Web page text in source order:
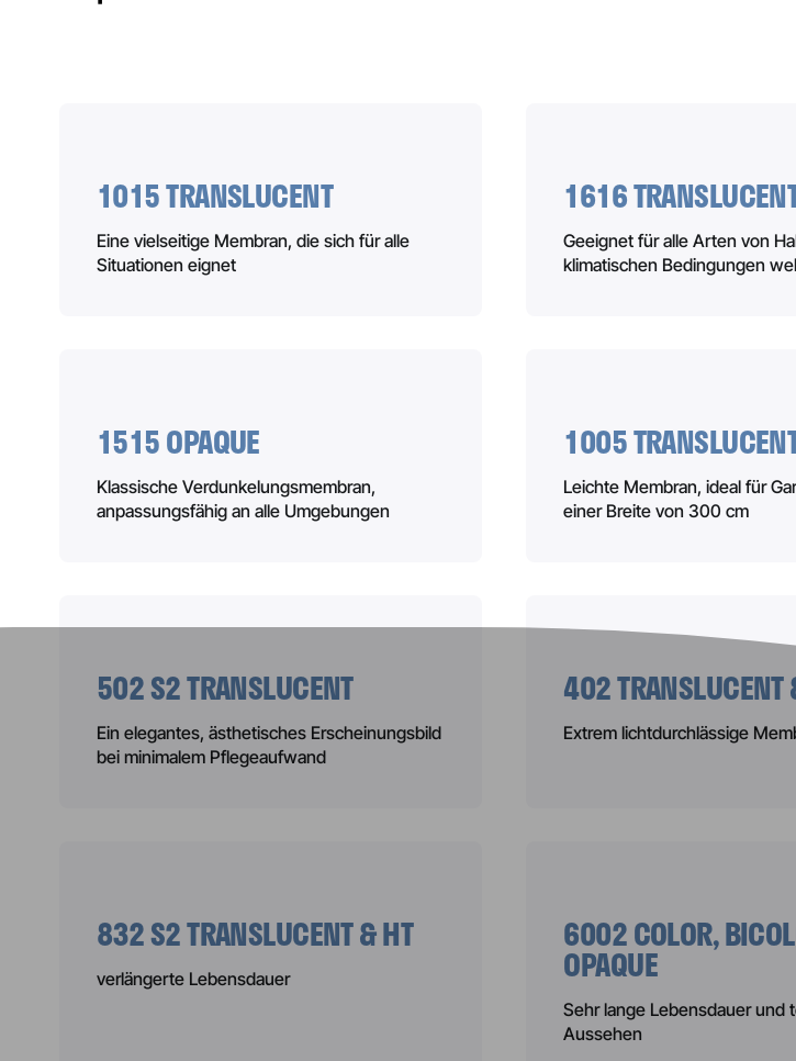
1015 TRANSLUCENT
Eine vielseitige Membran, die sich für alle
Situationen eignet
1616
Geeignet für alle Arten von
klimatischen Bedingungen
1515 OPAQUE
Klassische Verdunkelungsmembran,
anpassungsfähig an alle Umgebungen
1005
Leichte Membran, ideal für
einer Breite von 300 cm
502 S2 TRANSLUCENT
Ein elegantes, ästhetisches Erscheinungsbild
bei minimalem Pflegeaufwand
402 TRANSLUCENT
Extrem lichtdurchlässige
832 S2 TRANSLUCENT & HT
verlängerte Lebensdauer
6002 COLOR,
OPAQUE
Sehr lange Lebensdauer und
Aussehen